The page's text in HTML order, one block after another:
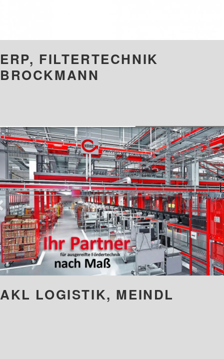
ERP, FILTERTECHNIK
BROCKMANN
AKL LOGISTIK, MEINDL